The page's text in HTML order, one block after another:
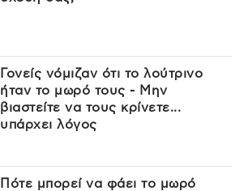
Γονείς νόμιζαν ότι το λούτρινο
ήταν το μωρό τους - Μην
βιαστείτε να τους κρίνετε...
υπάρχει λόγος
Πότε μπορεί να φάει το μωρό